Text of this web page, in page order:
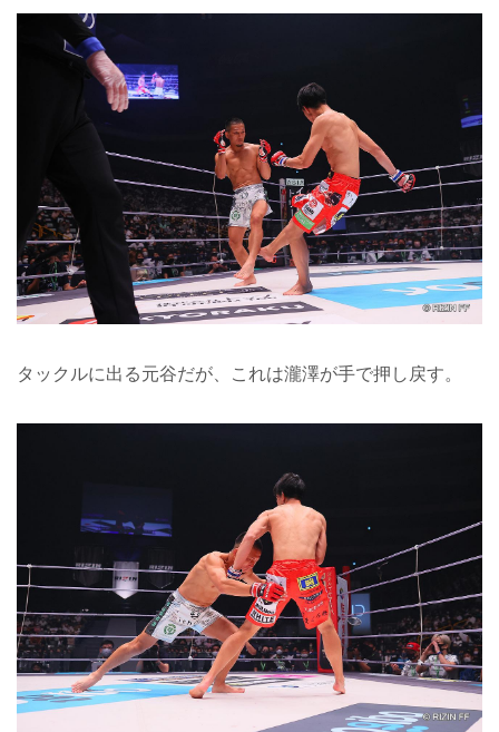
タックルに出る元谷だが、これは瀧澤が手で押し戻す。